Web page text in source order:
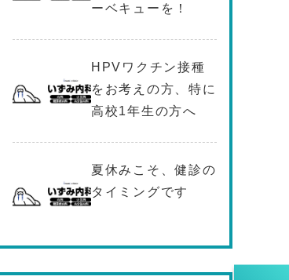
ーベキューを！
HPVワクチン接種
をお考えの方、特に
高校1年生の方へ
夏休みこそ、健診の
タイミングです